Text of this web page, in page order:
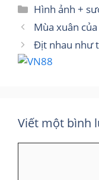
Danh
mục
Hình ảnh +
Mùa xuân
Địt nhau như
Viết một bình